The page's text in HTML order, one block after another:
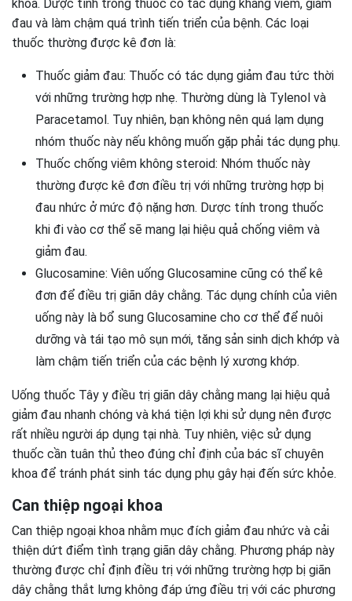
khoa. Dược tính trong thuốc có tác dụng kháng viêm, giảm
đau và làm chậm quá trình tiến triển của bệnh. Các loại
thuốc thường được kê đơn là:
Thuốc giảm đau: Thuốc có tác dụng giảm đau tức thời
với những trường hợp nhẹ. Thường dùng là Tylenol và
Paracetamol. Tuy nhiên, bạn không nên quá lạm dụng
nhóm thuốc này nếu không muốn gặp phải tác dụng phụ.
Thuốc chống viêm không steroid: Nhóm thuốc này
thường được kê đơn điều trị với những trường hợp bị
đau nhức ở mức độ nặng hơn. Dược tính trong thuốc
khi đi vào cơ thể sẽ mang lại hiệu quả chống viêm và
giảm đau.
Glucosamine: Viên uống Glucosamine cũng có thể kê
đơn để điều trị giãn dây chằng. Tác dụng chính của viên
uống này là bổ sung Glucosamine cho cơ thể để nuôi
dưỡng và tái tạo mô sụn mới, tăng sản sinh dịch khớp và
làm chậm tiến triển của các bệnh lý xương khớp.
Uống thuốc Tây y điều trị giãn dây chằng mang lại hiệu quả
giảm đau nhanh chóng và khá tiện lợi khi sử dụng nên được
rất nhiều người áp dụng tại nhà. Tuy nhiên, việc sử dụng
thuốc cần tuân thủ theo đúng chỉ định của bác sĩ chuyên
khoa để tránh phát sinh tác dụng phụ gây hại đến sức khỏe.
Can thiệp ngoại khoa
Can thiệp ngoại khoa nhằm mục đích giảm đau nhức và cải
thiện dứt điểm tình trạng giãn dây chằng. Phương pháp này
thường được chỉ định điều trị với những trường hợp bị giãn
dây chằng thắt lưng không đáp ứng điều trị với các phương